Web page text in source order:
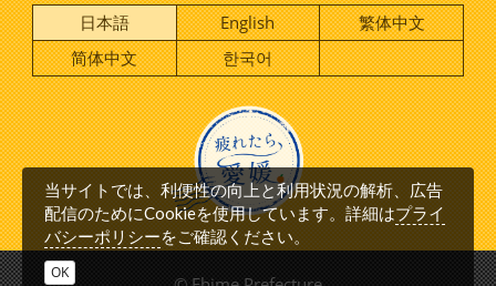
日本語 English
繁体中文
简体中文
한국어
当サイトでは、利便性の向上と利用状況の解析、広告
配信のためにCookieを使用しています。詳細はプライ
バシーポリシーをご確認ください。
OK